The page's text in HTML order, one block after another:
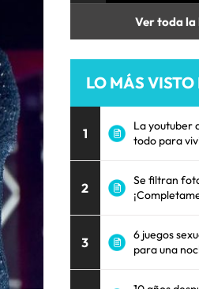
Ver toda la
LO MÁS VISTO
1
La youtuber
todo para
2
Se filtran
3
6 juegos
para una